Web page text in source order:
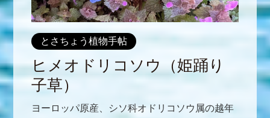
とさちょう植物手帖
ヒメオドリコソウ（姫踊り
子草）
ヨーロッパ原産、シソ科オドリコソウ属の越年